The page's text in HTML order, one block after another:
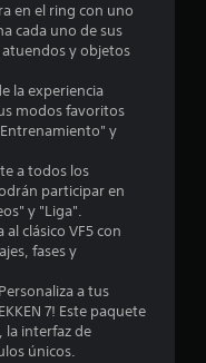
1
4
6
1
c
a
i
en el ring con uno
cada uno de sus
y objetos
la experiencia
modos favoritos
y
a todos los
participar en
y "Liga".
clásico VF5 con
fases y
a tus
7! Este paquete
la interfaz de
únicos.